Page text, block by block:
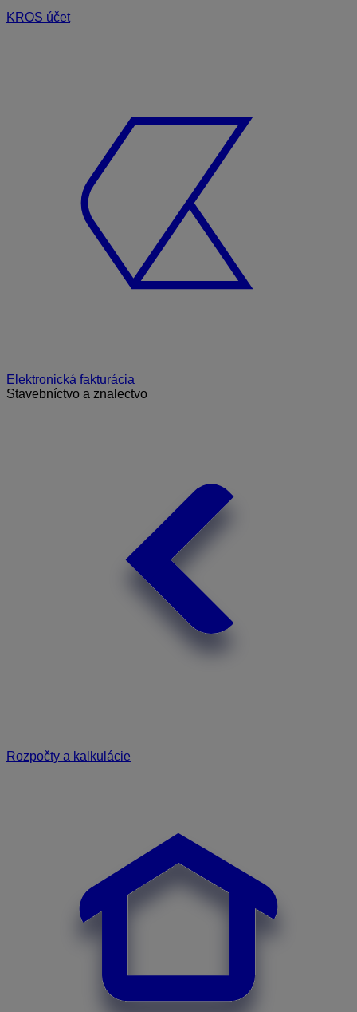
KROS účet
Elektronická fakturácia
Stavebníctvo a znalectvo
Rozpočty a kalkulácie